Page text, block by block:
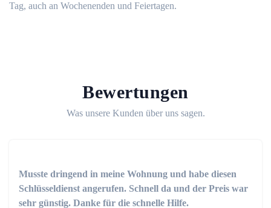
Tag, auch an Wochenenden und Feiertagen.
Bewertungen
Was unsere Kunden über uns sagen.
Musste dringend in meine Wohnung und habe diesen
Schlüsseldienst angerufen. Schnell da und der Preis war
sehr günstig. Danke für die schnelle Hilfe.